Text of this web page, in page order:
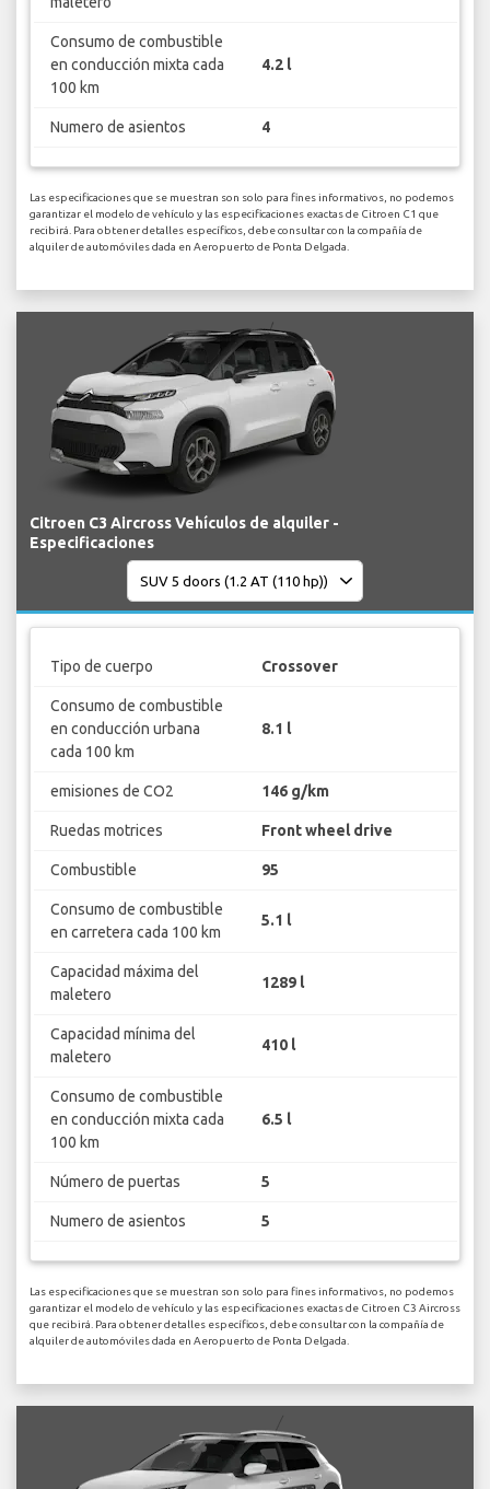
Consumo de combustible
en conducción mixta cada
100 km
4.2 l
Numero de asientos 4
Las especificaciones que se muestran son solo para fines informativos, no podemos
garantizar el modelo de vehículo y las especificaciones exactas de Citroen C1 que
recibirá. Para obtener detalles específicos, debe consultar con la compañía de
alquiler de automóviles dada en Aeropuerto de Ponta Delgada.
Citroen C3 Aircross Vehículos de alquiler -
Especificaciones
Tipo de cuerpo Crossover
Consumo de combustible
en conducción urbana
cada 100 km
8.1 l
emisiones de CO2 146 g/km
Ruedas motrices Front wheel drive
Combustible 95
Consumo de combustible
en carretera cada 100 km
5.1 l
Capacidad máxima del
maletero
1289 l
Capacidad mínima del
maletero
410 l
Consumo de combustible
en conducción mixta cada
100 km
6.5 l
Número de puertas 5
Numero de asientos 5
Las especificaciones que se muestran son solo para fines informativos, no podemos
garantizar el modelo de vehículo y las especificaciones exactas de Citroen C3 Aircross
que recibirá. Para obtener detalles específicos, debe consultar con la compañía de
alquiler de automóviles dada en Aeropuerto de Ponta Delgada.